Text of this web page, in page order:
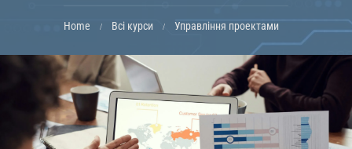
Home Всі курси Управління проектами